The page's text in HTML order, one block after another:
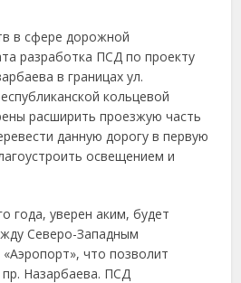
в сфере дорожной
разработка ПСД по проекту
в границах ул.
кольцевой
расширить проезжую часть
данную дорогу в первую
освещением и
года, уверен аким, будет
Северо-Западным
что позволит
пр. Назарбаева. ПСД